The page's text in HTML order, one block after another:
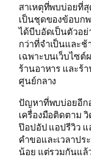
สาเหตุที่พบบ่อยที่
เป็นชุดของข้อบก
ได้บีบอัดเป็นตัวอ
กว่าที่จำเป็นและ
เฉพาะบนเว็บไซต์
ร้านอาหาร และร้
ศูนย์กลาง
ปัญหาที่พบบ่อยอีก
เครื่องมือติดตาม
ป๊อปอัป แอปรีวิว
คำขอและเวลาปร
น้อย แต่รวมกันแล้